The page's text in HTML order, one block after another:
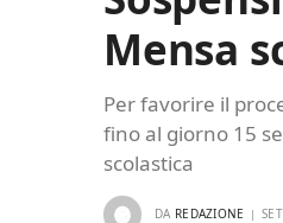
Mensa
Per favorire il
fino al giorno 15
scolastica
DA REDAZIONE